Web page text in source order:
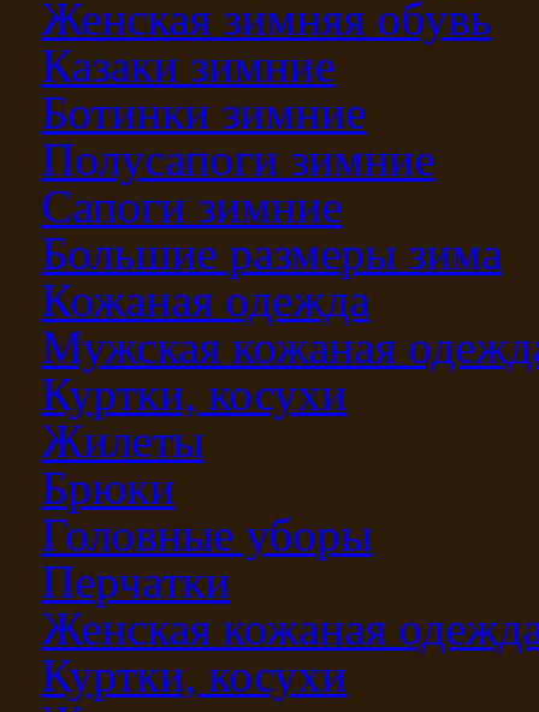
Женская зимняя обувь
Казаки зимние
Ботинки зимние
Полусапоги зимние
Сапоги зимние
Большие размеры зима
Кожаная одежда
Мужская кожаная
Куртки, косухи
Жилеты
Брюки
Головные уборы
Перчатки
Женская кожаная
Куртки, косухи